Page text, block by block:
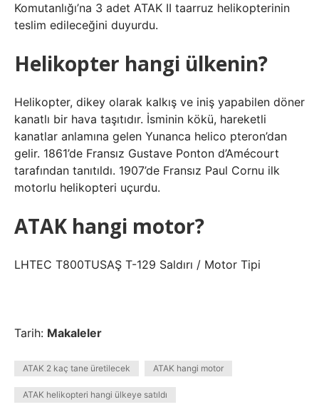
Komutanlığı’na 3 adet ATAK II taarruz helikopterinin
teslim edileceğini duyurdu.
Helikopter hangi ülkenin?
Helikopter, dikey olarak kalkış ve iniş yapabilen döner
kanatlı bir hava taşıtıdır. İsminin kökü, hareketli
kanatlar anlamına gelen Yunanca helico pteron’dan
gelir. 1861’de Fransız Gustave Ponton d’Amécourt
tarafından tanıtıldı. 1907’de Fransız Paul Cornu ilk
motorlu helikopteri uçurdu.
ATAK hangi motor?
LHTEC T800TUSAŞ T-129 Saldırı / Motor Tipi
Tarih: Makaleler
ATAK 2 kaç tane üretilecek ATAK hangi motor
ATAK helikopteri hangi ülkeye satıldı